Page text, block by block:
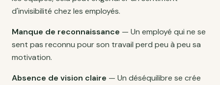
d'invisibilité chez les employés.
Manque de reconnaissance — Un employé qui ne se
sent pas reconnu pour son travail perd peu à peu sa
motivation.
Absence de vision claire — Un déséquilibre se crée